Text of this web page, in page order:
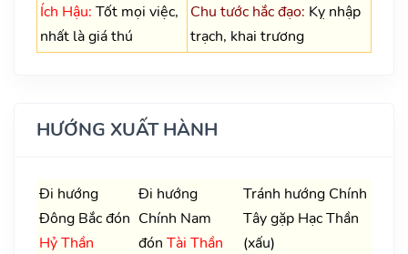
Ích Hậu: Tốt mọi việc,
nhất là giá thú
Chu tước hắc đạo: Kỵ nhập
trạch, khai trương
HƯỚNG XUẤT HÀNH
Đi hướng
Đông Bắc đón
Hỷ Thần
Đi hướng
Chính Nam
đón Tài Thần
Tránh hướng Chính
Tây gặp Hạc Thần
(xấu)